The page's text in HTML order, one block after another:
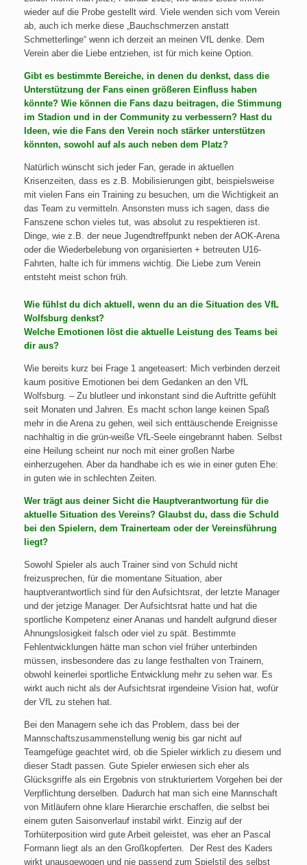
wieder auf die Probe gestellt wird. Viele wenden sich vom Verein
ab, auch ich merke diese „Bauchschmerzen anstatt
Schmetterlinge“ wenn ich derzeit an meinen VfL denke. Dem
Verein aber die Liebe entziehen, ist für mich keine Option.
Gibt es bestimmte Bereiche, in denen du denkst, dass die
Unterstützung der Fans einen größeren Einfluss haben
könnte? Wie können die Fans dazu beitragen, die Stimmung
im Stadion und in der Community zu verbessern? Hast du
Ideen, wie die Fans den Verein noch stärker unterstützen
könnten, sowohl auf als auch neben dem Platz?
Natürlich wünscht sich jeder Fan, gerade in aktuellen
Krisenzeiten, dass es z.B. Mobilisierungen gibt, beispielsweise
mit vielen Fans ein Training zu besuchen, um die Wichtigkeit an
das Team zu vermitteln. Ansonsten muss ich sagen, dass die
Fanszene schon vieles tut, was absolut zu respektieren ist.
Dinge, wie z.B. der neue Jugendtreffpunkt neben der AOK-Arena
oder die Wiederbelebung von organisierten + betreuten U16-
Fahrten, halte ich für immens wichtig. Die Liebe zum Verein
entsteht meist schon früh.
Wie fühlst du dich aktuell, wenn du an die Situation des VfL
Wolfsburg denkst?
Welche Emotionen löst die aktuelle Leistung des Teams bei
dir aus?
Wie bereits kurz bei Frage 1 angeteasert: Mich verbinden derzeit
kaum positive Emotionen bei dem Gedanken an den VfL
Wolfsburg. – Zu blutleer und inkonstant sind die Auftritte gefühlt
seit Monaten und Jahren. Es macht schon lange keinen Spaß
mehr in die Arena zu gehen, weil sich enttäuschende Ereignisse
nachhaltig in die grün-weiße VfL-Seele eingebrannt haben. Selbst
eine Heilung scheint nur noch mit einer großen Narbe
einherzugehen. Aber da handhabe ich es wie in einer guten Ehe:
in guten wie in schlechten Zeiten.
Wer trägt aus deiner Sicht die Hauptverantwortung für die
aktuelle Situation des Vereins? Glaubst du, dass die Schuld
bei den Spielern, dem Trainerteam oder der Vereinsführung
liegt?
Sowohl Spieler als auch Trainer sind von Schuld nicht
freizusprechen, für die momentane Situation, aber
hauptverantwortlich sind für den Aufsichtsrat, der letzte Manager
und der jetzige Manager. Der Aufsichtsrat hatte und hat die
sportliche Kompetenz einer Ananas und handelt aufgrund dieser
Ahnungslosigkeit falsch oder viel zu spät. Bestimmte
Fehlentwicklungen hätte man schon viel früher unterbinden
müssen, insbesondere das zu lange festhalten von Trainern,
obwohl keinerlei sportliche Entwicklung mehr zu sehen war. Es
wirkt auch nicht als der Aufsichtsrat irgendeine Vision hat, wofür
der VfL zu stehen hat.
Bei den Managern sehe ich das Problem, dass bei der
Mannschaftszusammenstellung wenig bis gar nicht auf
Teamgefüge geachtet wird, ob die Spieler wirklich zu diesem und
dieser Stadt passen. Gute Spieler erwiesen sich eher als
Glücksgriffe als ein Ergebnis von strukturiertem Vorgehen bei der
Verpflichtung derselben. Dadurch hat man sich eine Mannschaft
von Mitläufern ohne klare Hierarchie erschaffen, die selbst bei
einem guten Saisonverlauf instabil wirkt. Einzig auf der
Torhüterposition wird gute Arbeit geleistet, was eher an Pascal
Formann liegt als an den Großkopferten. Der Rest des Kaders
wirkt unausgewogen und nie passend zum Spielstil des selbst